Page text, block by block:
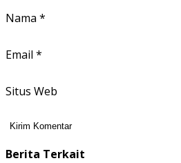
Nama *
Email *
Situs Web
Berita Terkait